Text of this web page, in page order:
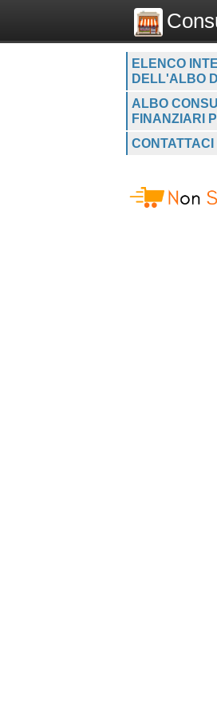
ELENCO
DELL'ALBO
ALBO
FINANZIARI
CONTATTACI